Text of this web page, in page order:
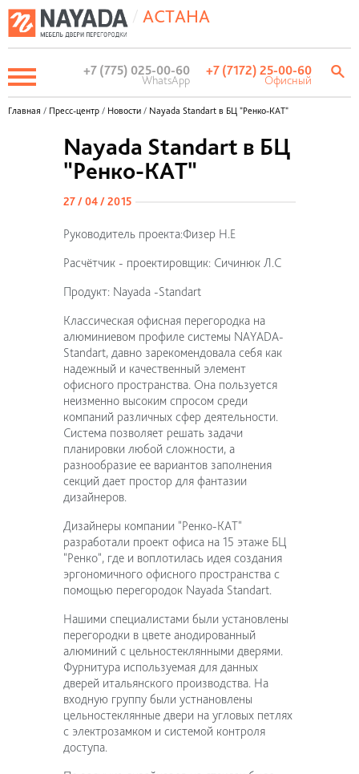
/ АСТАНА
+7 (775) 025-00-60
WhatsApp
+7 (7172) 25-00-60
Офисный
Главная / Пресс-центр / Новости / Nayada Standart в БЦ "Ренко-КАТ"
Nayada Standart в БЦ
"Ренко-КАТ"
27 / 04 / 2015
Руководитель проекта:Физер Н.Е
Расчётчик - проектировщик: Сичинюк Л.С
Продукт: Nayada -Standart
Классическая офисная перегородка на
алюминиевом профиле системы NAYADA-
Standart, давно зарекомендовала себя как
надежный и качественный элемент
офисного пространства. Она пользуется
неизменно высоким спросом среди
компаний различных сфер деятельности.
Система позволяет решать задачи
планировки любой сложности, а
разнообразие ее вариантов заполнения
секций дает простор для фантазии
дизайнеров.
Дизайнеры компании "Ренко-КАТ"
разработали проект офиса на 15 этаже БЦ
"Ренко", где и воплотилась идея создания
эргономичного офисного пространства с
помощью перегородок Nayada Standart.
Нашими специалистами были установлены
перегородки в цвете анодированный
алюминий с цельностеклянными дверями.
Фурнитура используемая для данных
дверей итальянского производства. На
входную группу были устнановлены
цельностеклянные двери на угловых петлях
с электрозамком и системой контроля
доступа.